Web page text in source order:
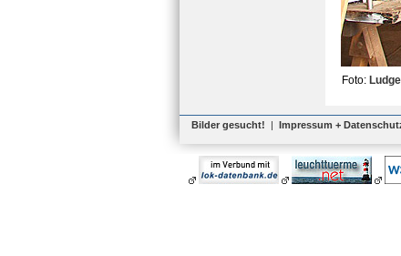
Foto:
Bilder gesucht! | Impressum +